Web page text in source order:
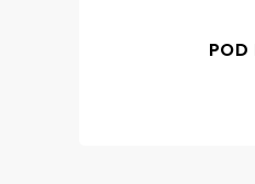
POD